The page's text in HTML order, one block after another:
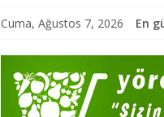
Cuma, Ağustos 7, 2026 En